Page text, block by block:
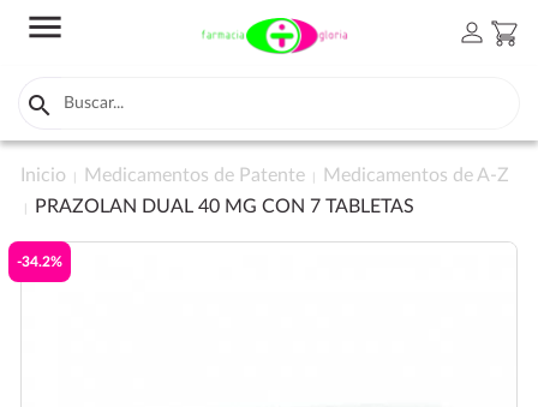
menu person shopping_cart

Inicio Medicamentos de Patente
Medicamentos de A-Z
PRAZOLAN DUAL 40 MG CON 7 TABLETAS
-34.2%